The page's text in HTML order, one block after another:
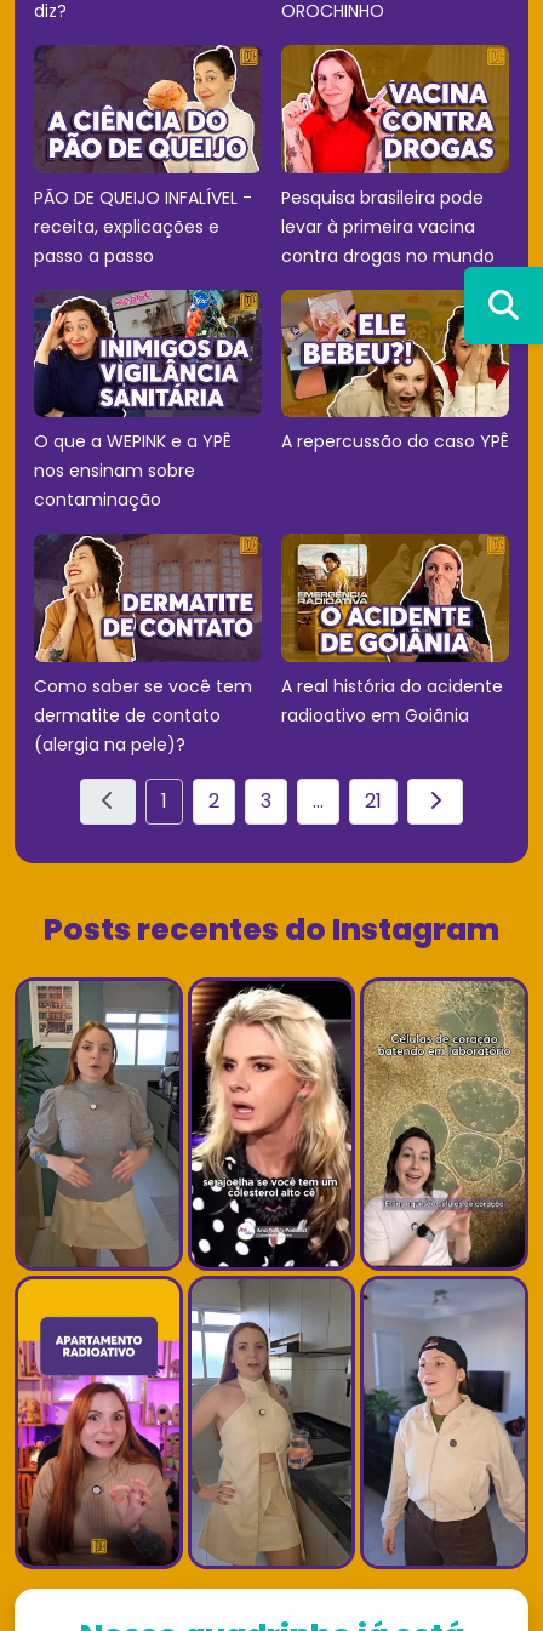
diz? OROCHINHO
PÃO DE QUEIJO INFALÍVEL -
receita, explicações e
passo a passo
Pesquisa brasileira pode
levar à primeira vacina
contra drogas no mundo
O que a WEPINK e a YPÊ
nos ensinam sobre
contaminação
A repercussão do caso YPÊ
Como saber se você tem
dermatite de contato
(alergia na pele)?
A real história do acidente
radioativo em Goiânia
1 2 3 ... 21
Posts recentes do Instagram